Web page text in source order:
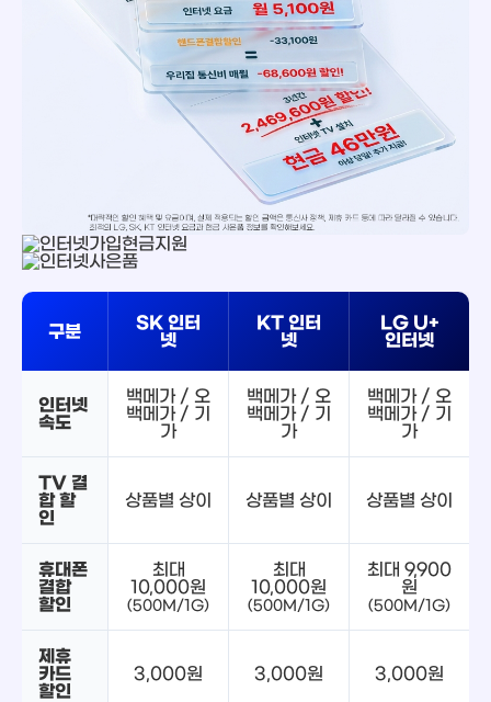
구분
SK 인터
넷
KT 인터
넷
LG U+
인터넷
인터넷
속도
백메가 / 오
백메가 / 기
가
백메가 / 오
백메가 / 기
가
백메가 / 오
백메가 / 기
가
TV 결
합 할
인
상품별 상이 상품별 상이 상품별 상이
휴대폰
결합
할인
최대
10,000원
(500M/1G)
최대
10,000원
(500M/1G)
최대 9,900
원
(500M/1G)
제휴
카드
할인
3,000원 3,000원 3,000원